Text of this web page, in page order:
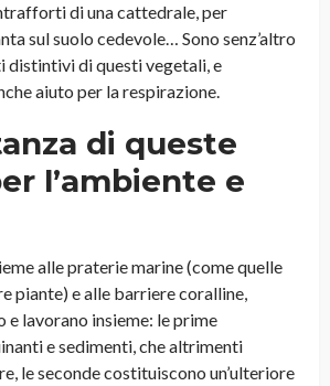
di una cattedrale, per
sul suolo cedevole… Sono senz’altro
distintivi di questi vegetali, e
aiuto per la respirazione.
di queste
l’ambiente e
alle praterie marine (come quelle
piante) e alle barriere coralline,
e lavorano insieme: le prime
e sedimenti, che altrimenti
le seconde costituiscono un’ulteriore